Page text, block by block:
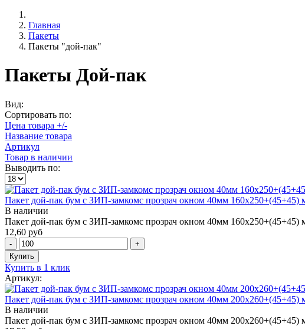
Главная
Пакеты
Пакеты "дой-пак"
Пакеты Дой-пак
Вид:
Сортировать по:
Цена товара +/-
Название товара
Артикул
Товар в наличии
Выводить по:
Пакет дой-пак бум с ЗИП-замкомс прозрач окном 40мм 160х250+(45+45)
В наличии
Пакет дой-пак бум с ЗИП-замкомс прозрач окном 40мм 160х250+(45+45)
12,60 руб
Купить в 1 клик
Артикул:
Пакет дой-пак бум с ЗИП-замкомс прозрач окном 40мм 200х260+(45+45)
В наличии
Пакет дой-пак бум с ЗИП-замкомс прозрач окном 40мм 200х260+(45+45)